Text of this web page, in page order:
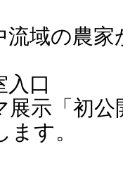
流域の農
入口
展示「
す。